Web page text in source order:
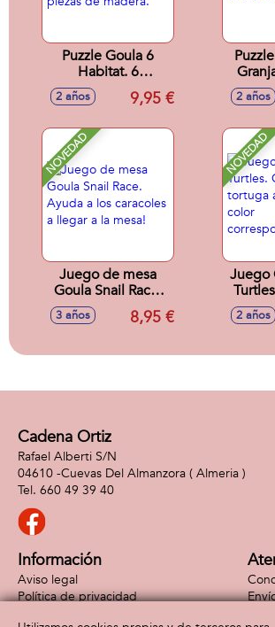
Puzzle Goula 6
Habitat. 6
rompecabezas con
piezas de madera.
2 años 9,95 € 2 años
NOVEDAD
Juego de mesa
Goula Snail Race.
Ayuda a los
caracoles a llegar a
3 años 8,95 €
NOVEDAD
Juego
la
2 años
Cadena Ortiz
Rafael Alberti S/N
04610 -Cuevas Del Almanzora ( Almeria )
660 49 39 40
Información
Aviso legal
Política de privacidad